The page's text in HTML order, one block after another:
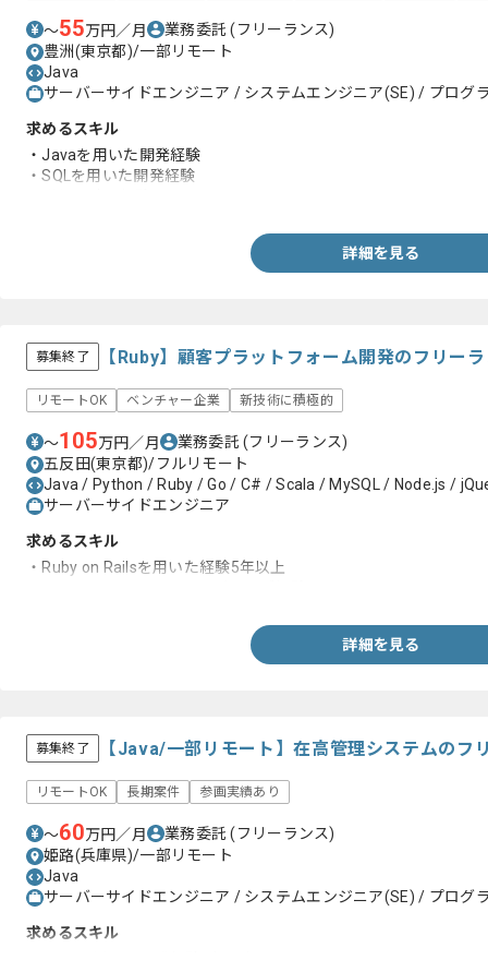
〜55万円／月 業務委託(フリーランス)
豊洲(東京都)/一部リモート
Java
サーバーサイドエンジニア / システムエンジニア(SE) / プログ
求めるスキル
・Javaを用いた開発経験
・SQLを用いた開発経験
詳細を見る
募集終了 【Ruby】顧客プラットフォーム開発のフリー
リモートOK ベンチャー企業 新技術に積極的
〜105万円／月 業務委託(フリーランス)
五反田(東京都)/フルリモート
Java / Python / Ruby / Go / C# / Scala / MySQL / Node.js /
サーバーサイドエンジニア
求めるスキル
・Ruby on Railsを用いた経験5年以上
詳細を見る
募集終了 【Java/一部リモート】在高管理システムのフ
リモートOK 長期案件 参画実績あり
〜60万円／月 業務委託(フリーランス)
姫路(兵庫県)/一部リモート
Java
サーバーサイドエンジニア / システムエンジニア(SE) / プログ
求めるスキル